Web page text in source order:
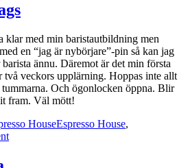
klar med min baristautbildning men
en “jag är nybörjare”-pin så kan jag
ännu. Däremot är det min första
två veckors upplärning. Hoppas inte allt
Och ögonlocken öppna. Blir
fram. Väl mött!
HouseTags
Espresso House,
on